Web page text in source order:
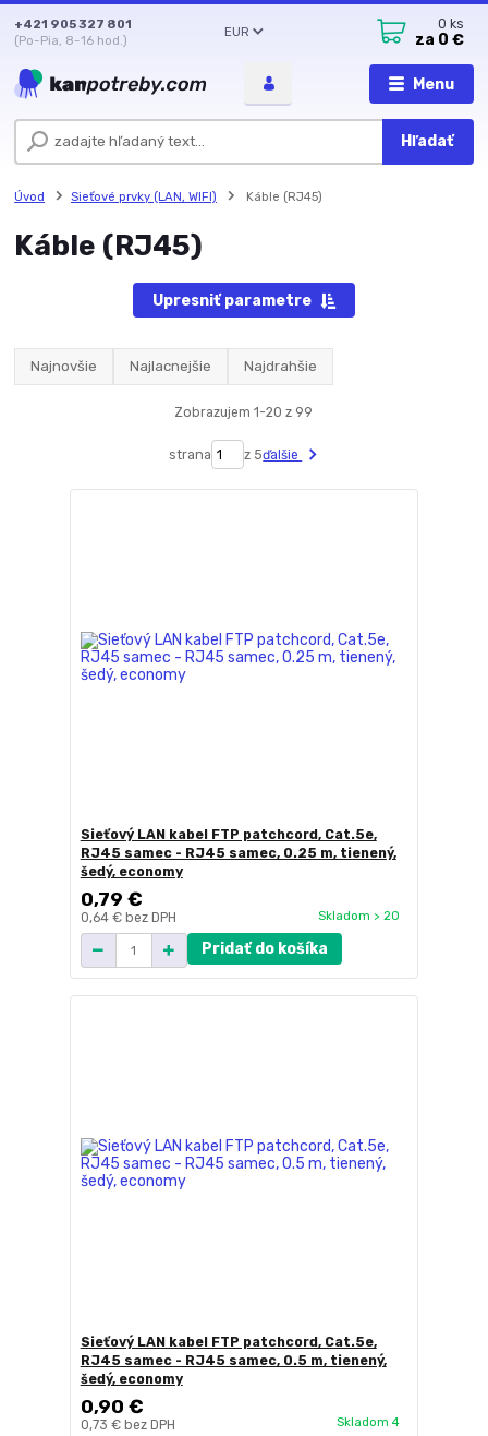
Menu
EUR
Hľadať
+421 905 327 801
(Po-Pia, 8-16 hod.)
0 ks
za 0 €
Úvod Sieťové prvky (LAN, WIFI) Káble (RJ45)
Káble (RJ45)
Upresniť parametre
Najnovšie Najlacnejšie Najdrahšie
Zobrazujem 1-20 z 99
strana z 5ďalšie
Sieťový LAN kabel FTP patchcord, Cat.5e,
RJ45 samec - RJ45 samec, 0.25 m, tienený,
šedý, economy
0,79 €
0,64 € bez DPH Skladom > 20
Pridať do košíka
Sieťový LAN kabel FTP patchcord, Cat.5e,
RJ45 samec - RJ45 samec, 0.5 m, tienený,
šedý, economy
0,90 €
0,73 € bez DPH Skladom 4